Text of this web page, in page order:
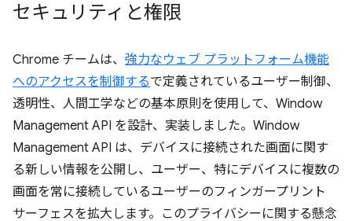
セキュリティと権限
Chrome チームは、 強力なウェブ プラットフォーム機能
へのアクセスを制御するで定義されているユーザー制御、
透明性、人間工学などの基本原則を使用して、Window
Management API を設計、実装しました。Window
Management API は、デバイスに接続された画面に関す
る新しい情報を公開し、ユーザー、特にデバイスに複数の
画面を常に接続しているユーザーのフィンガープリント
サーフェスを拡大します。このプライバシーに関する懸念